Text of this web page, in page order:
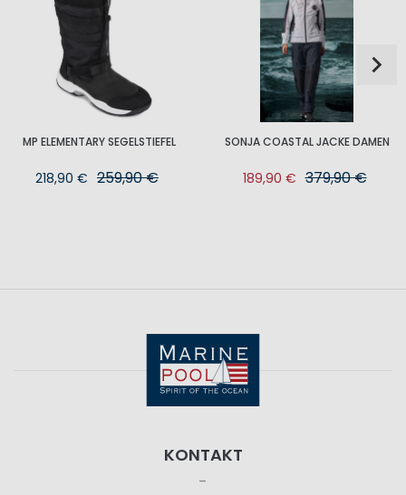
MP ELEMENTARY SEGELSTIEFEL
218,90 € 259,90 €
SONJA COASTAL JACKE DAMEN
189,90 € 379,90 €
KONTAKT